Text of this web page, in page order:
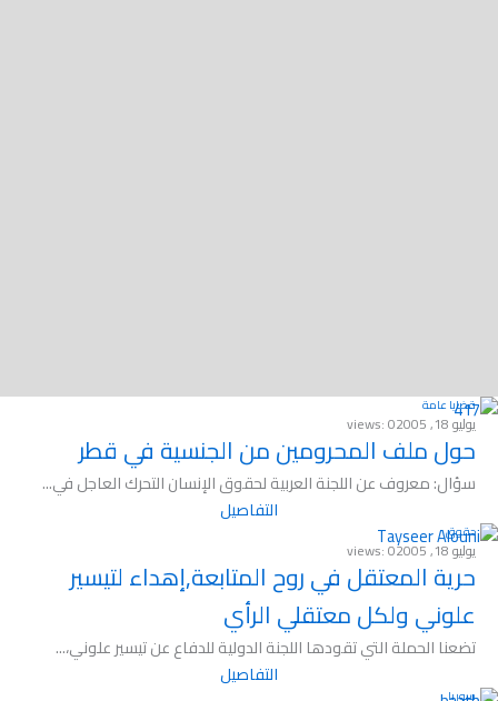
قضايا عامة
يوليو 18, 2005 views: 0
حول ملف المحرومين من الجنسية في قطر
سؤال: معروف عن اللجنة العربية لحقوق الإنسان التحرك العاجل في...
التفاصيل
حقوق
يوليو 18, 2005 views: 0
حرية المعتقل في روح المتابعة,إهداء لتيسير
علوني ولكل معتقلي الرأي
تضعنا الحملة التي تقودها اللجنة الدولية للدفاع عن تيسير علوني،...
التفاصيل
سوريا